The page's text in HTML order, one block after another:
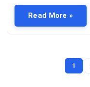
Read More »
1